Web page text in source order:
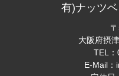
有)ナッツ
大阪府摂
TEL：
E-Mail：